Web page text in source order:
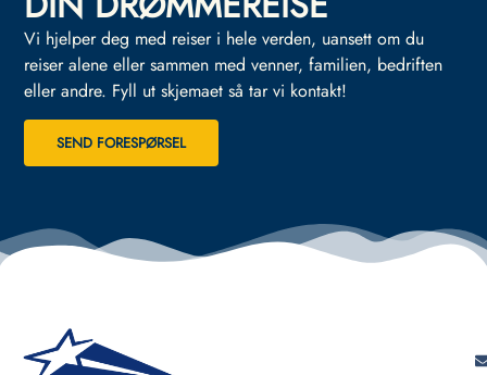
Vi hjelper deg med reiser i hele verden, uansett om du
reiser alene eller sammen med venner, familien, bedriften
eller andre. Fyll ut skjemaet så tar vi kontakt!
SEND FORESPØRSEL